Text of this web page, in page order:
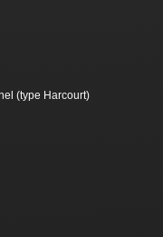
(type Harcourt)